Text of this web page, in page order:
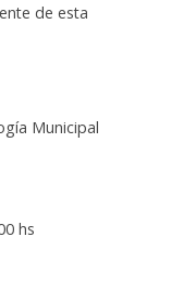
de esta
Municipal
hs